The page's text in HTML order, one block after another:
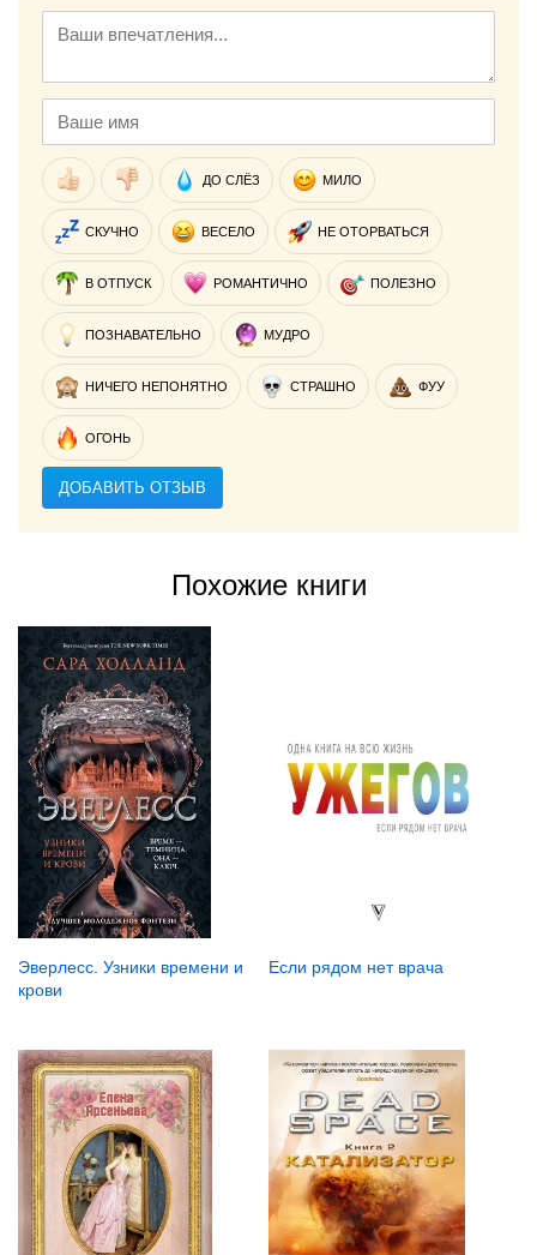
ДО СЛЁЗ МИЛО
СКУЧНО ВЕСЕЛО НЕ ОТОРВАТЬСЯ
В ОТПУСК РОМАНТИЧНО ПОЛЕЗНО
ПОЗНАВАТЕЛЬНО МУДРО
НИЧЕГО НЕПОНЯТНО СТРАШНО ФУУ
ОГОНЬ
ДОБАВИТЬ ОТЗЫВ
Похожие книги
Эверлесс. Узники времени и
крови
Если рядом нет врача